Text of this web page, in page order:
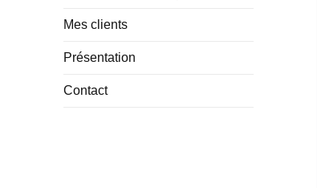
Mes clients
Présentation
Contact